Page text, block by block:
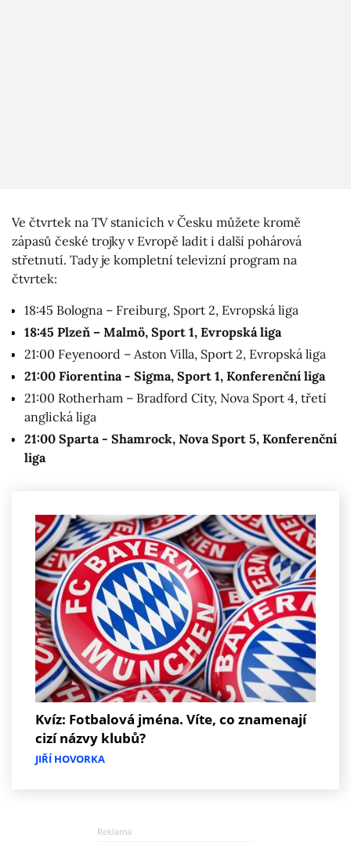
Ve čtvrtek na TV stanicích v Česku můžete kromě
zápasů české trojky v Evropě ladit i další pohárová
střetnutí. Tady je kompletní televizní program na
čtvrtek:
18:45 Bologna – Freiburg, Sport 2, Evropská liga
18:45 Plzeň – Malmö, Sport 1, Evropská liga
21:00 Feyenoord – Aston Villa, Sport 2, Evropská liga
21:00 Fiorentina - Sigma, Sport 1, Konferenční liga
21:00 Rotherham – Bradford City, Nova Sport 4, třetí
anglická liga
21:00 Sparta - Shamrock, Nova Sport 5, Konferenční
liga
Kvíz: Fotbalová jména. Víte, co znamenají
cizí názvy klubů?
JIŘÍ HOVORKA